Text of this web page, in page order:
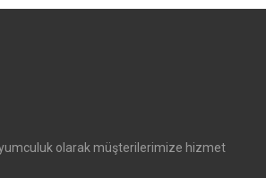
olarak müşterilerimize hizmet